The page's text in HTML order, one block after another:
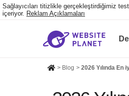
Sağlayıcıları titizlikle gerçekleştirdiğimiz
içeriyor. Reklam Açıklamaları
> Blog > 2026 Yılında